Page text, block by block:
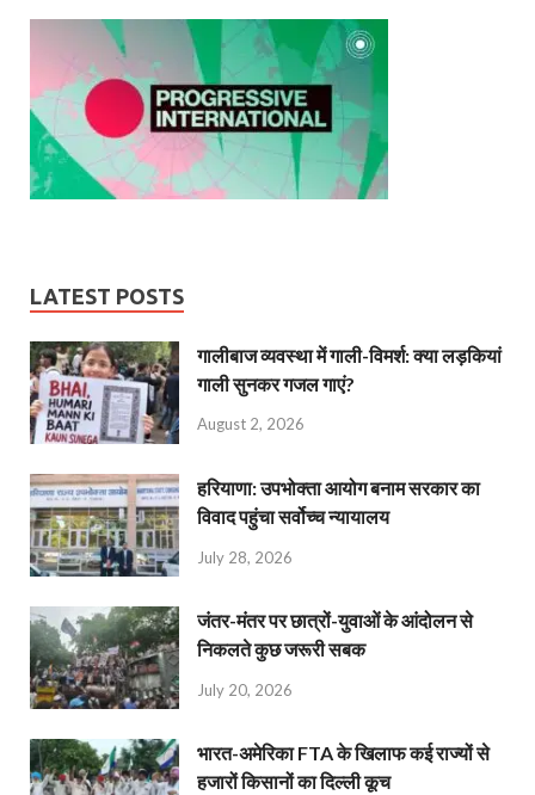
LATEST POSTS
गालीबाज व्‍यवस्‍था में गाली-विमर्श: क्या लड़कियां
गाली सुनकर गजल गाएं?
August 2, 2026
हरियाणा: उपभोक्ता आयोग बनाम सरकार का
विवाद पहुंचा सर्वोच्च न्यायालय
July 28, 2026
जंतर-मंतर पर छात्रों-युवाओं के आंदोलन से
निकलते कुछ जरूरी सबक
July 20, 2026
भारत-अमेरिका FTA के खिलाफ कई राज्यों से
हजारों किसानों का दिल्ली कूच